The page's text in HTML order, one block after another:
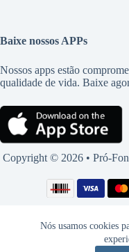
Nós usamos cookies
Baixe nossos APPs
Nossos apps estão
qualidade de vida. Baixe
Copyright © 2026 • Pró-